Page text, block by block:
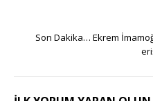
Son Dakika… Ekrem